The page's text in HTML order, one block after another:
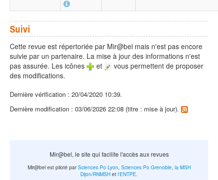
Suivi
Cette revue est répertoriée par Mir@bel mais n'est pas encore
suivie par un partenaire. La mise à jour des informations n'est
pas assurée. Les icônes
et
vous permettent de proposer
des modifications.
Dernière vérification : 20/04/2020 10:39.
Dernière modification : 03/06/2026 22:08 (titre : mise à jour).
Mir@bel, le site qui facilite l'accès aux revues
Mir@bel est piloté parSciences Po Lyon, Sciences Po Grenoble, la MSH
Dijon/RNMSH et l'ENTPE.